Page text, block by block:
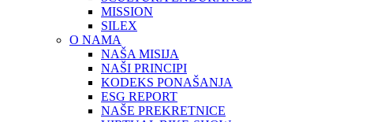
MISSION
SILEX
O NAMA
NAŠA MISIJA
NAŠI PRINCIPI
KODEKS PONAŠANJA
ESG REPORT
NAŠE PREKRETNICE